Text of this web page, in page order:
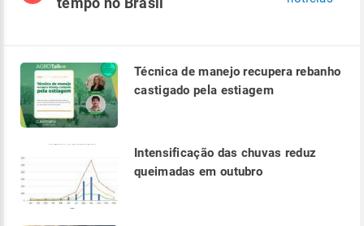
Técnica de manejo recupera rebanho
castigado pela estiagem
Intensificação das chuvas reduz
queimadas em outubro